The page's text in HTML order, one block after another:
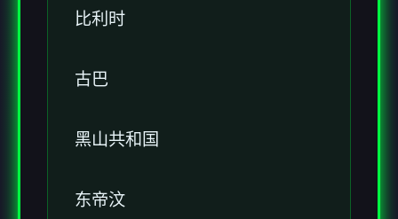
比利时
古巴
黑山共和国
东帝汶